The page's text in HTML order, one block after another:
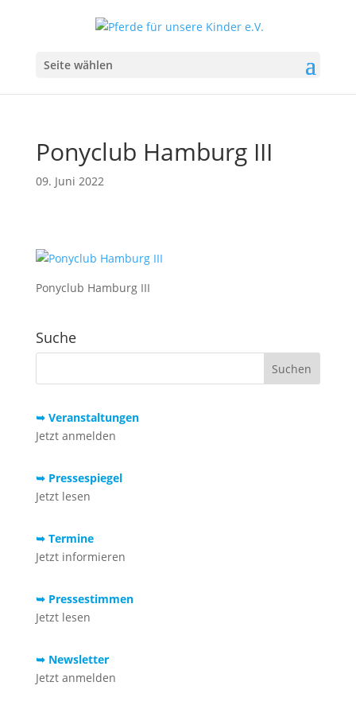
Seite wählen
Ponyclub Hamburg III
09. Juni 2022
Ponyclub Hamburg III
Suche
➥ Veranstaltungen
Jetzt anmelden
➥ Pressespiegel
Jetzt lesen
➥ Termine
Jetzt informieren
➥ Pressestimmen
Jetzt lesen
➥ Newsletter
Jetzt anmelden